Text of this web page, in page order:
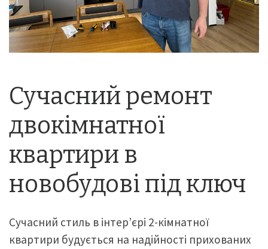
Сучасний ремонт
двокімнатної
квартири в
новобудові під ключ
Сучасний стиль в інтер’єрі 2-кімнатної
квартири будується на надійності прихованих